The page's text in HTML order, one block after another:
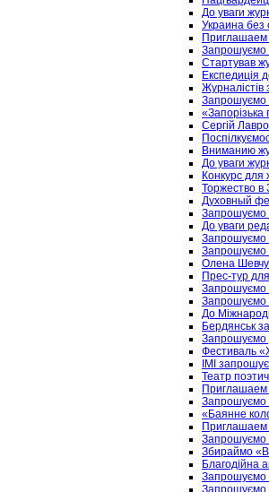
До уваги
Украина без
Запрошуємо
Стартував
Експедиція
Запрошуємо
Сергій
Вниманию
До уваги
Конкурс для
Торжество в
Духовный
Запрошуємо
До уваги
Запрошуємо
Запрошуємо
Олена
Прес-тур
Запрошуємо
Запрошуємо
До
Бердянськ
Запрошуємо
Фестиваль
ІМІ
Театр
Запрошуємо
«Баянне
Приглашаем
Запрошуємо
Збираймо
Благодійна
Запрошуємо
Запрошуємо